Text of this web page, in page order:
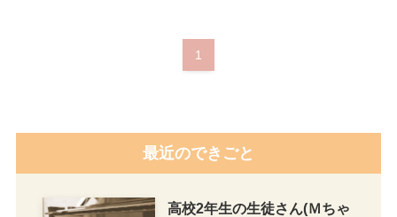
1
最近のできごと
高校2年生の生徒さん(Ｍちゃ